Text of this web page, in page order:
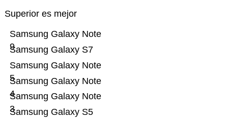
Superior es mejor
Samsung Galaxy S5
Samsung Galaxy Note
3
Samsung Galaxy Note
4
Samsung Galaxy Note
5
Samsung Galaxy S7
Samsung Galaxy Note
9